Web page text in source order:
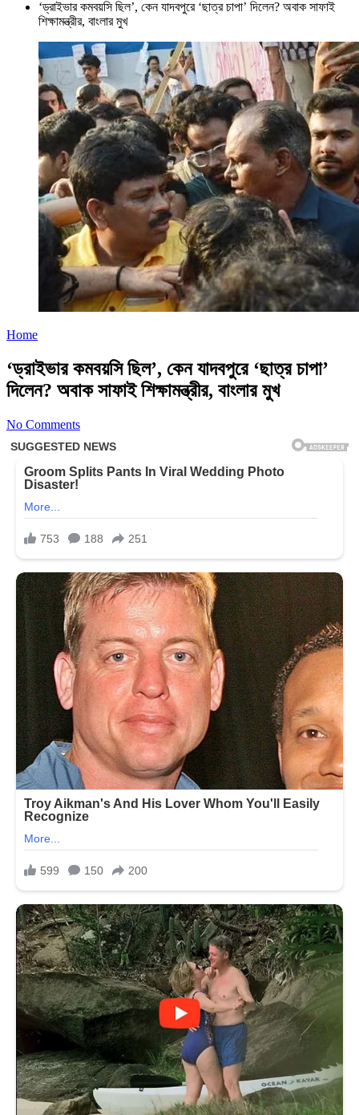
‘ড্রাইভার কমবয়সি ছিল’, কেন যাদবপুরে ‘ছাত্র চাপা’ দিলেন? অবাক সাফাই
শিক্ষামন্ত্রীর, বাংলার মুখ
Home
‘ড্রাইভার কমবয়সি ছিল’, কেন যাদবপুরে ‘ছাত্র চাপা’
দিলেন? অবাক সাফাই শিক্ষামন্ত্রীর, বাংলার মুখ
No Comments